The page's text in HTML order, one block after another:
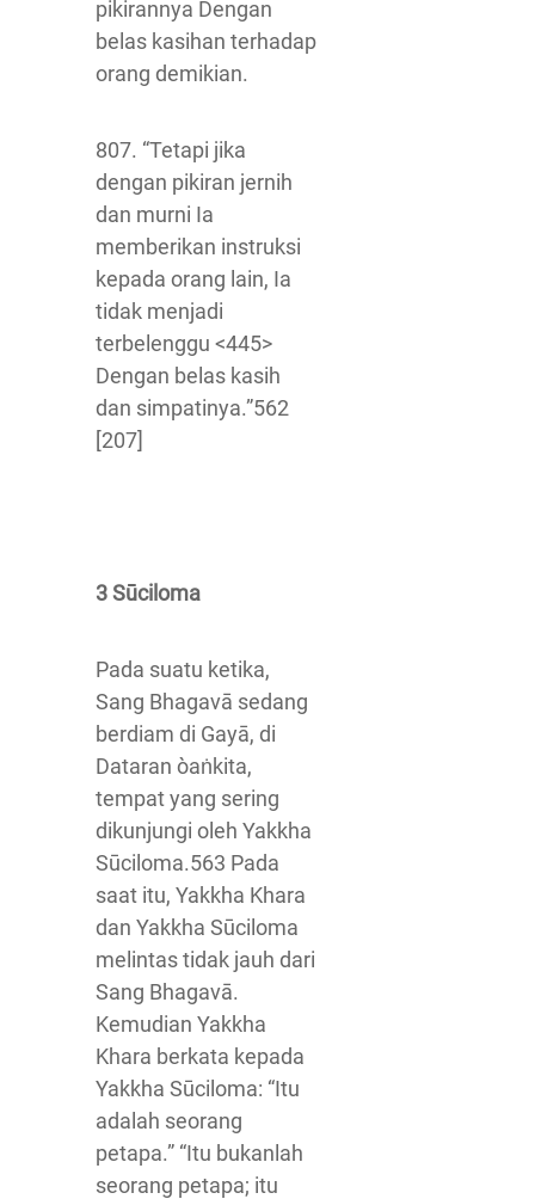
pikirannya Dengan
belas kasihan terhadap
orang demikian.
807. “Tetapi jika
dengan pikiran jernih
dan murni Ia
memberikan instruksi
kepada orang lain, Ia
tidak menjadi
terbelenggu <445>
Dengan belas kasih
dan simpatinya.”562
[207]
3 Sūciloma
Pada suatu ketika,
Sang Bhagavā sedang
berdiam di Gayā, di
Dataran òaṅkita,
tempat yang sering
dikunjungi oleh Yakkha
Sūciloma.563 Pada
saat itu, Yakkha Khara
dan Yakkha Sūciloma
melintas tidak jauh dari
Sang Bhagavā.
Kemudian Yakkha
Khara berkata kepada
Yakkha Sūciloma: “Itu
adalah seorang
petapa.” “Itu bukanlah
seorang petapa; itu